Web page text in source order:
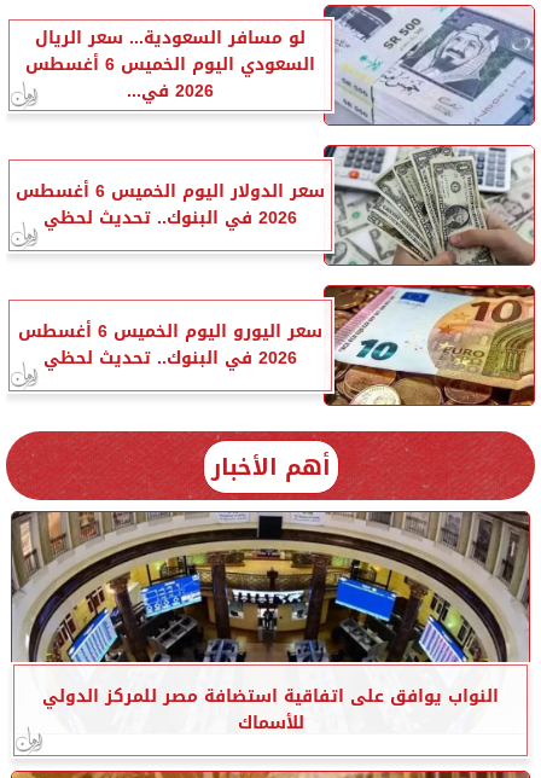
لو مسافر السعودية... سعر الريال
السعودي اليوم الخميس 6 أغسطس
2026 في...
سعر الدولار اليوم الخميس 6 أغسطس
2026 في البنوك.. تحديث لحظي
سعر اليورو اليوم الخميس 6 أغسطس
2026 في البنوك.. تحديث لحظي
أهم الأخبار
النواب يوافق على اتفاقية استضافة مصر للمركز الدولي
للأسماك